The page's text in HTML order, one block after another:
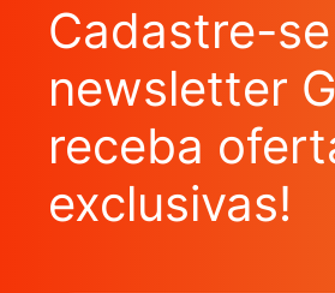
Cadastre-
newsletter
receba
exclusivas!